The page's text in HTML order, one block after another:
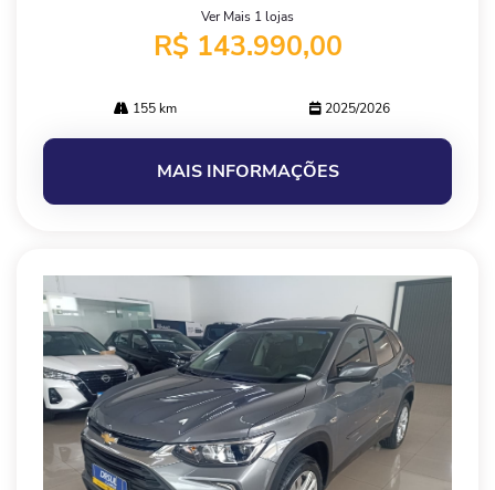
Ver Mais 1 lojas
R$ 143.990,00
155 km 2025/2026
MAIS INFORMAÇÕES